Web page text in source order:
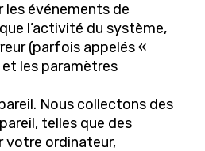
événements de
l’activité du système,
(parfois appelés «
les paramètres
Nous collectons des
telles que des
votre ordinateur,